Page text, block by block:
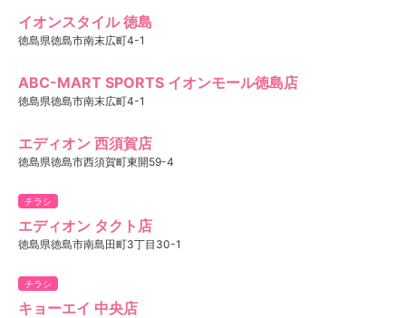
イオンスタイル 徳島
徳島県徳島市南末広町4-1
ABC-MART SPORTS イオンモール徳島店
徳島県徳島市南末広町4-1
エディオン 西須賀店
徳島県徳島市西須賀町東開59-4
チラシ
エディオン タクト店
徳島県徳島市南島田町3丁目30-1
チラシ
キョーエイ 中央店